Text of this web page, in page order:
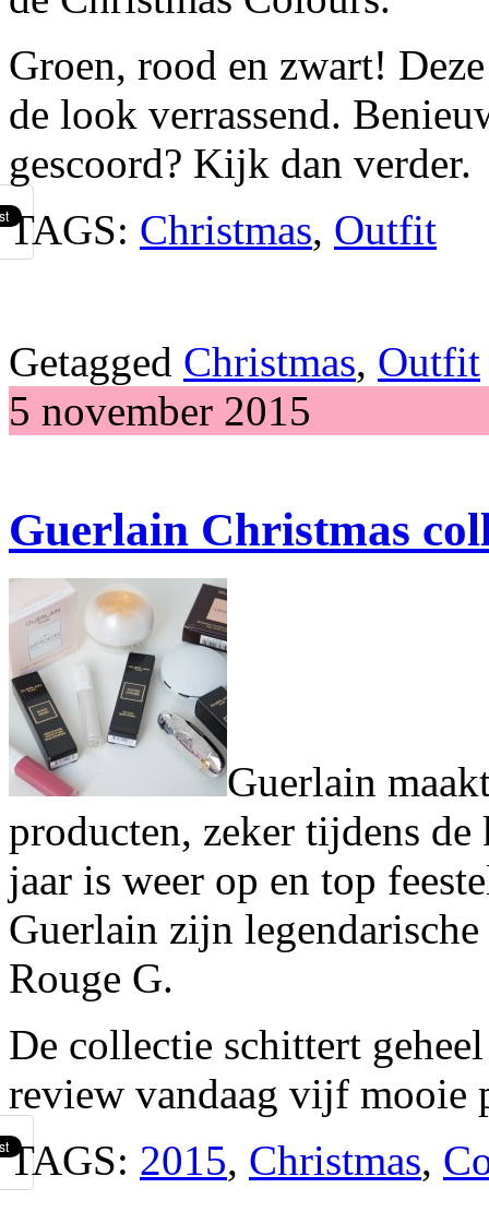
Groen, rood en zwart!
de look verrassend.
gescoord? Kijk dan verder.
TAGS: Christmas, Outfit
Getagged Christmas, Outfit
5 november 2015
Guerlain Christmas
Guerlain
producten, zeker tijdens
jaar is weer op en top
Guerlain zijn
Rouge G.
De collectie schittert
review vandaag vijf mooie
TAGS: 2015, Christmas,